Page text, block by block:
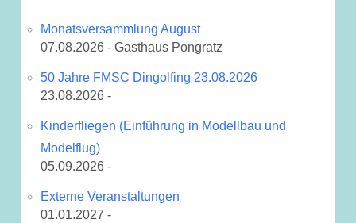
Monatsversammlung August
07.08.2026 - Gasthaus Pongratz
50 Jahre FMSC Dingolfing 23.08.2026
23.08.2026 -
Kinderfliegen (Einführung in Modellbau und
Modelflug)
05.09.2026 -
Externe Veranstaltungen
01.01.2027 -